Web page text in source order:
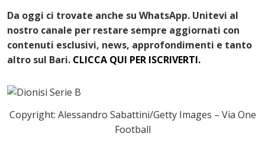
Da oggi ci trovate anche su WhatsApp. Unitevi al
nostro canale per restare sempre aggiornati con
contenuti esclusivi, news, approfondimenti e tanto
altro sul Bari. CLICCA QUI PER ISCRIVERTI.
Copyright: Alessandro Sabattini/Getty Images – Via One
Football